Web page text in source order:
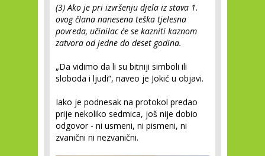
(3) Ako je pri izvršenju djela iz stava 1.
ovog člana nanesena teška tjelesna
povreda, učinilac će se kazniti kaznom
zatvora od jedne do deset godina.
„Da vidimo da li su bitniji simboli ili
sloboda i ljudi“, naveo je Jokić u objavi.
Iako je podnesak na protokol predao
prije nekoliko sedmica, još nije dobio
odgovor - ni usmeni, ni pismeni, ni
zvanični ni nezvanični.